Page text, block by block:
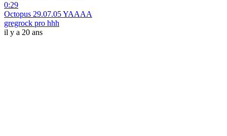
0:29
Octopus 29.07.05 YAAAA
gregrock pro hhh
il y a 20 ans